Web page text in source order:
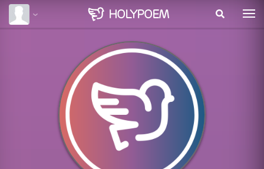
HOLYPOEM